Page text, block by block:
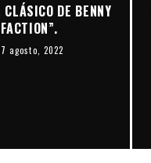
DE BENNY
agosto, 2022